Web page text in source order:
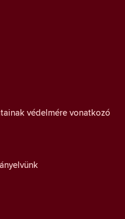
védelmére vonatkozó